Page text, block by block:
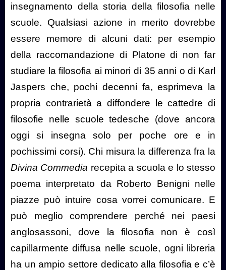
insegnamento della storia della filosofia nelle
scuole. Qualsiasi azione in merito dovrebbe
essere memore di alcuni dati: per esempio
della raccomandazione di Platone di non far
studiare la filosofia ai minori di 35 anni o di Karl
Jaspers che, pochi decenni fa, esprimeva la
propria contrarietà a diffondere le cattedre di
filosofie nelle scuole tedesche (dove ancora
oggi si insegna solo per poche ore e in
pochissimi corsi). Chi misura la differenza fra la
Divina Commedia recepita a scuola e lo stesso
poema interpretato da Roberto Benigni nelle
piazze può intuire cosa vorrei comunicare. E
può meglio comprendere perché nei paesi
anglosassoni, dove la filosofia non è così
capillarmente diffusa nelle scuole, ogni libreria
ha un ampio settore dedicato alla filosofia e c’è